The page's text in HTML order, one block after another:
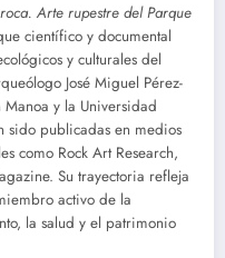
Arte rupestre del Parque
científico y documental
y culturales del
José Miguel Pérez-
y la Universidad
sido publicadas en medios
como Rock Art Research,
Su trayectoria refleja
activo de la
la salud y el patrimonio